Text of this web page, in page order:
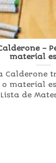
–
material
Calderone
material
Lista de